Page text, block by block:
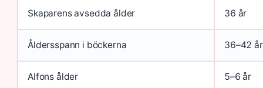
Skaparens avsedda ålder 36 år
Åldersspann i böckerna 36–42 år
Alfons ålder 5–6 år